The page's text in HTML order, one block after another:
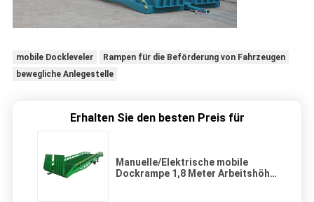
mobile Dockleveler
Rampen für die Beförderung von Fahrzeugen
bewegliche Anlegestelle
Erhalten Sie den besten Preis für
Manuelle/Elektrische mobile
Dockrampe 1,8 Meter Arbeitshöhe